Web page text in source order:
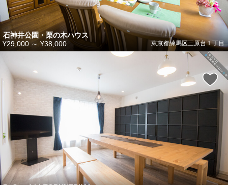
石神井公園・栗の木ハウス
東京都練馬区三原台１丁目
¥29,000 ～ ¥38,000